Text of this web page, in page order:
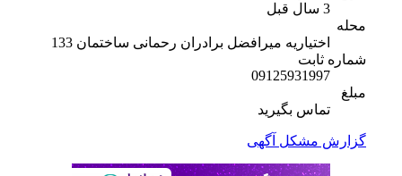
اختیاریه میرافضل برادران رحمانی ساختمان 133
شماره ثابت
09125931997
تماس بگیرید
گزارش مشکل آگهی